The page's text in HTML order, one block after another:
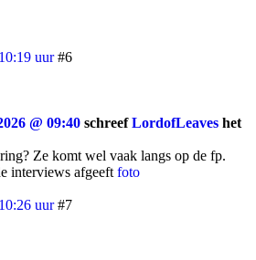
uur #6
@ 09:40 schreefLordofLeaves het
Ze komt wel vaak langs op de fp.
interviews afgeeft foto
uur #7